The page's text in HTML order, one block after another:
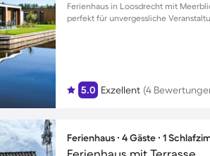
Ferienhaus in Loosdrecht mit
perfekt für unvergessliche
5.0 Exzellent (4
Ferienhaus ∙ 4 Gäste ∙ 1